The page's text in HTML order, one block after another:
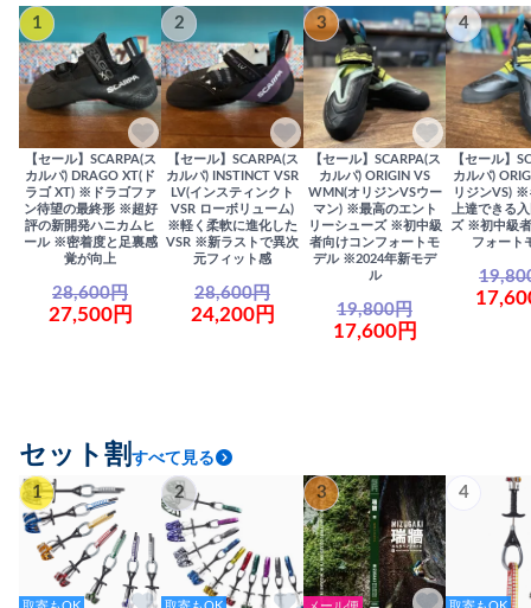
1
【セール】SCARPA(ス
カルパ) DRAGO XT(ド
ラゴ XT) ※ドラゴファ
ン待望の最終形 ※超好
評の新開発ハニカムヒ
ール ※密着度と足裏感
覚が向上
28,600円
27,500円
2
【セール】SCARPA(ス
カルパ) INSTINCT VSR
LV(インスティンクト
VSR ローボリューム)
※軽く柔軟に進化した
VSR ※新ラストで異次
元フィット感
28,600円
24,200円
3
【セール】SCARPA(ス
カルパ) ORIGIN VS
WMN(オリジンVSウー
マン) ※最高のエント
リーシューズ ※初中級
者向けコンフォートモ
デル ※2024年新モデ
ル
19,800円
17,600円
4
【セール】
カルパ)
リジンVS) ※
上達できる
ズ ※初中級
フォート
セット割 すべて見る
1 2 3 4